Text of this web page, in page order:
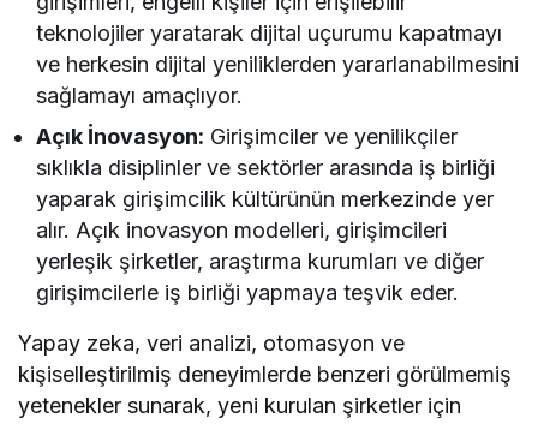
teknolojiler yaratarak dijital uçurumu kapatmayı
ve herkesin dijital yeniliklerden yararlanabilmesini
sağlamayı amaçlıyor.
Açık İnovasyon: Girişimciler ve yenilikçiler
sıklıkla disiplinler ve sektörler arasında iş birliği
yaparak girişimcilik kültürünün merkezinde yer
alır. Açık inovasyon modelleri, girişimcileri
yerleşik şirketler, araştırma kurumları ve diğer
girişimcilerle iş birliği yapmaya teşvik eder.
Yapay zeka, veri analizi, otomasyon ve
kişiselleştirilmiş deneyimlerde benzeri görülmemiş
yetenekler sunarak, yeni kurulan şirketler için